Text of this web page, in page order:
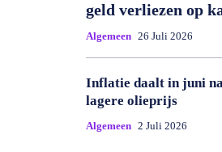
geld verliezen op
Algemeen 26 Juli 2026
Inflatie daalt in juni
lagere olieprijs
Algemeen 2 Juli 2026